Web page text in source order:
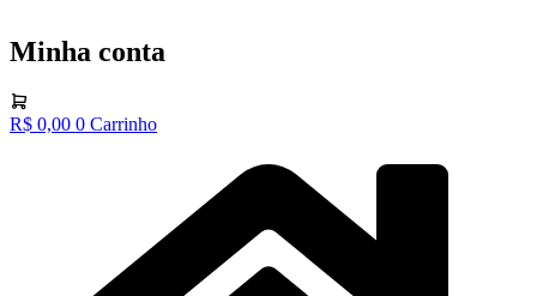
Minha conta
R$ 0,00 0 Carrinho